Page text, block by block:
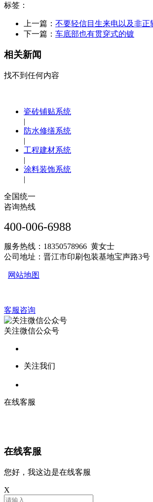
标签：
上一篇： 不要轻信目生来电以及非正
下一篇： 车底部也有贯穿式的镀
相关新闻
找不到任何内容
瓷砖铺贴系统
|
防水修缮系统
|
工程建材系统
|
涂料装饰系统
|
全国统一
咨询热线
400-006-6988
服务热线：18350578966 黄女士
公司地址：晋江市印刷包装基地宝声路3号
网站地图
客服咨询
关注微信公众号
关注我们
在线客服
在线客服
您好，我这边是在线客服
X